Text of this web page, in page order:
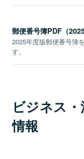
郵便番号簿PDF（
2025年度版郵便番号簿
す。
ビジネス
情報